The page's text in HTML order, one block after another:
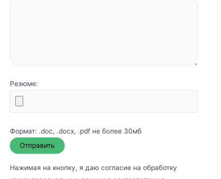
Резюме:
Формат: .doc, .docx, .pdf не более 30мб
Нажимая на кнопку, я даю согласие на обработку